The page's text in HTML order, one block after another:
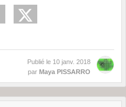
Publié le 10 janv. 2018
par Maya PISSARRO